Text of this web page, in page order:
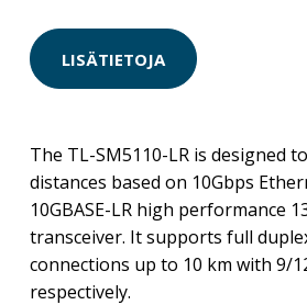
LISÄTIETOJA
The TL-SM5110-LR is designed
distances based on 10Gbps
10GBASE-LR high performance
transceiver. It supports full
connections up to 10 km with 9/
respectively.